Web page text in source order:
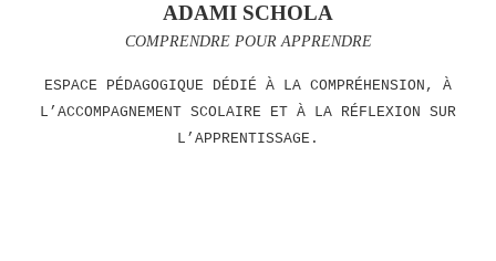
ADAMI SCHOLA
COMPRENDRE POUR APPRENDRE
ESPACE PÉDAGOGIQUE DÉDIÉ À LA COMPRÉHENSION, À
L’ACCOMPAGNEMENT SCOLAIRE ET À LA RÉFLEXION SUR
L’APPRENTISSAGE.